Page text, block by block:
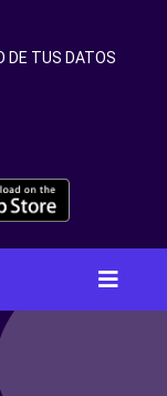
DE TUS DATOS